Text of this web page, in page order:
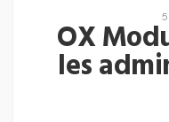
OX
les